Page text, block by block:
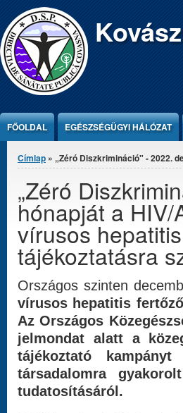
Jump to Content
FŐOLDAL EGÉSZSÉGÜGYI HÁLÓZAT
Jelenlegi hely
Címlap » „Zéró Diszkrimináció" - 2022.
„Zéró
hónapját a
vírusos
tájékoztatásra
Országos szinten
vírusos hepatitis
Az Országos
jelmondat alatt a
tájékoztató
társadalomra
tudatosításáról.